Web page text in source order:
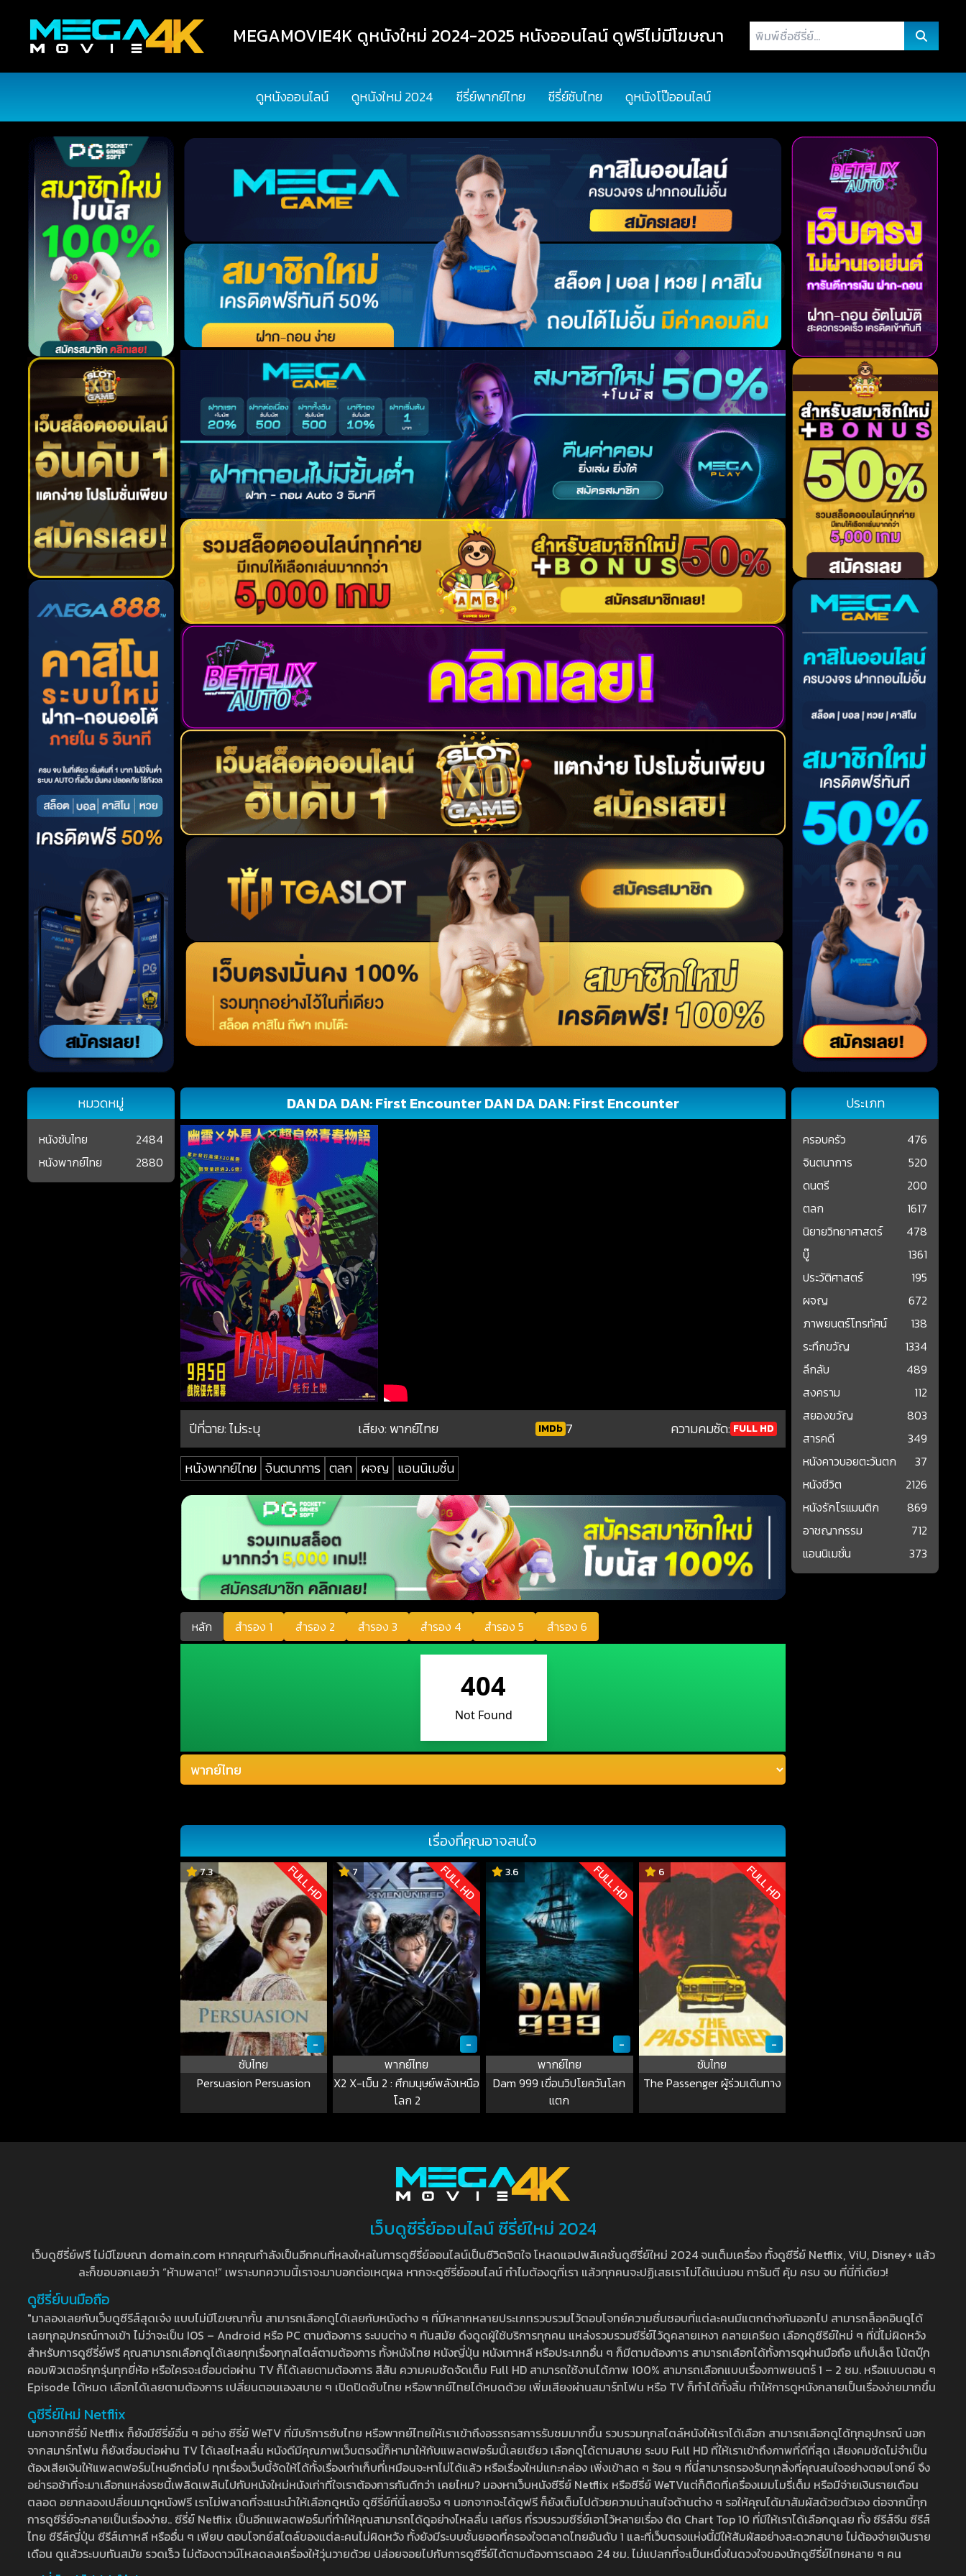
MEGAMOVIE4K ดูหนังใหม่ 2024-2025 หนังออนไลน์ ดูฟรีไม่มีโฆษณา
พิมพ์
ชื่อ
ดูหนังออนไลน์ ดูหนังใหม่ 2024 ซีรี่ย์พากย์ไทย ซีรี่ย์ซับไทย ดูหนังโป๊ออนไลน์
DAN DA DAN: First Encounter DAN DA DAN: First Encounter
ปีที่ฉาย:ไม่ระบุ เสียง: พากย์ไทย IMDb 7 ความคมชัด: FULL HD
หนังพากย์ไทย จินตนาการ ตลก ผจญ แอนนิเมชั่น
หลัก สำรอง 1 สำรอง 2 สำรอง 3 สำรอง 4 สำรอง 5 สำรอง 6
หมวดหมู่
หนังซับไทย
2484
หนังพากย์ไทย
2880
ประเภท
ครอบครัว
476
จินตนาการ
520
ดนตรี
200
ตลก
1617
นิยายวิทยาศาสตร์
478
บู๊
1361
ประวัติศาสตร์
195
ผจญ
672
ภาพยนตร์โทรทัศน์
138
ระทึกขวัญ
1334
ลึกลับ
489
สงคราม
112
สยองขวัญ
803
สารคดี
349
หนังคาวบอยตะวันตก
37
หนังชีวิต
2126
หนังรักโรแมนติก
869
อาชญากรรม
712
แอนนิเมชั่น
373
เรื่องที่คุณอาจสนใจ
7.3 FULL HD
-
ซับไทย
Persuasion Persuasion
7 FULL HD
-
พากย์ไทย
X2 X-เม็น 2 : ศึกมนุษย์พลังเหนือ
โลก 2
3.6 FULL HD
-
พากย์ไทย
Dam 999 เขื่อนวิปโยควันโลก
แตก
6 FULL HD
-
ซับไทย
The Passenger ผู้ร่วมเดินทาง
เว็บดูซีรี่ย์ออนไลน์ ซีรี่ย์ใหม่ 2024
เว็บดูซีรี่ย์ฟรี ไม่มีโฆษณา domain.com หากคุณกำลังเป็นอีกคนที่หลงใหลในการดูซีรี่ย์ออนไลน์เป็นชีวิตจิตใจ โหลดแอปพลิเคชั่นดูซีรี่ย์ใหม่ 2024 จนเต็มเครื่อง ทั้งดูซีรี่ย์ Netflix, ViU, Disney+ แล้ว
ละก็ขอบอกเลยว่า “ห้ามพลาด!” เพราะบทความนี้เราจะมาบอกต่อเหตุผล หากจะดูซีรี่ย์ออนไลน์ ทำไมต้องดูที่เรา แล้วทุกคนจะปฏิเสธเราไม่ได้แน่นอน การันตี คุ้ม ครบ จบ ที่นี่ที่เดียว!
ดูซีรี่ย์บนมือถือ
"มาลองเลยกับเว็บดูซีรีส์สุดเจ๋ง แบบไม่มีโฆษณากั้น สามารถเลือกดูได้เลยกับหนังต่าง ๆ ที่มีหลากหลายประเภทรวบรวมไว้ตอบโจทย์ความชื่นชอบที่แต่ละคนมีแตกต่างกันออกไป สามารถล็อคอินดูได้
เลยทุกอุปกรณ์ทางเข้า ไม่ว่าจะเป็น IOS – Android หรือ PC ตามต้องการ ระบบต่าง ๆ ทันสมัย ดึงดูดผู้ใช้บริการทุกคน แหล่งรวบรวมซีรี่ย์ไว้ดูคลายเหงา คลายเครียด เลือกดูซีรีย์ใหม่ ๆ ที่นี่ไม่ผิดหวัง
สำหรับการดูซีรี่ย์ฟรี คุณสามารถเลือกดูได้เลยทุกเรื่องทุกสไตล์ตามต้องการ ทั้งหนังไทย หนังญี่ปุ่น หนังเกาหลี หรือประเภทอื่น ๆ ก็มีตามต้องการ สามารถเลือกได้ทั้งการดูผ่านมือถือ แท็ปเล็ต โน้ตบุ๊ก
คอมพิวเตอร์ทุกรุ่นทุกยี่ห้อ หรือใครจะเชื่อมต่อผ่าน TV ก็ได้เลยตามต้องการ สีสัน ความคมชัดจัดเต็ม Full HD สามารถใช้งานได้ภาพ 100% สามารถเลือกแบบเรื่องภาพยนตร์ 1 – 2 ชม. หรือแบบตอน ๆ
Episode ได้หมด เลือกได้เลยตามต้องการ เปลี่ยนตอนเองสบาย ๆ เปิดปิดซับไทย หรือพากย์ไทยได้หมดด้วย เพิ่มเสียงผ่านสมาร์ทโฟน หรือ TV ก็ทำได้ทั้งสิ้น ทำให้การดูหนังกลายเป็นเรื่องง่ายมากขึ้น
ดูซีรี่ย์ใหม่ Netflix
นอกจากซีรี่ย์ Netflix ก็ยังมีซีรี่ย์อื่น ๆ อย่าง ซีรี่ย์ WeTV ที่มีบริการซับไทย หรือพากย์ไทยให้เราเข้าถึงอรรถรสการรับชมมากขึ้น รวบรวมทุกสไตล์หนังให้เราได้เลือก สามารถเลือกดูได้ทุกอุปกรณ์ นอก
จากสมาร์ทโฟน ก็ยังเชื่อมต่อผ่าน TV ได้เลยไหลลื่น หนังดีมีคุณภาพเว็บตรงนี้ก็หามาให้กับแพลตฟอร์มนี้เลยเชียว เลือกดูได้ตามสบาย ระบบ Full HD ที่ให้เราเข้าถึงภาพที่ดีที่สุด เสียงคมชัดไม่จำเป็น
ต้องเสียเงินให้แพลตฟอร์มไหนอีกต่อไป ทุกเรื่องเว็บนี้จัดให้ได้ทั้งเรื่องเก่าเก็บที่เหมือนจะหาไม่ได้แล้ว หรือเรื่องใหม่แกะกล่อง เพิ่งเข้าสด ๆ ร้อน ๆ ที่นี่สามารถรองรับทุกสิ่งที่คุณสนใจอย่างตอบโจทย์ จึง
อย่ารอช้าที่จะมาเลือกแหล่งรชนี้เพลิดเพลินไปกับหนังใหม่หนังเก่าที่ใจเราต้องการกันดีกว่า เคยไหม? มองหาเว็บหนังซีรี่ย์ Netflix หรือซีรี่ย์ WeTVแต่ก็ติดที่เครื่องเมมโมรี่เต็ม หรือมีจ่ายเงินรายเดือน
ตลอด อยากลองเปลี่ยนมาดูหนังฟรี เราไม่พลาดที่จะแนะนำให้เลือกดูหนัง ดูซีรี่ย์ที่นี่เลยจริง ๆ นอกจากจะได้ดูฟรี ก็ยังเต็มไปด้วยความน่าสนใจด้านต่าง ๆ รอให้คุณได้มาสัมผัสด้วยตัวเอง ต่อจากนี้ทุก
การดูซีรี่ย์จะกลายเป็นเรื่องง่าย.. ซีรี่ย์ Netflix เป็นอีกแพลตฟอร์มที่ทำให้คุณสามารถได้ดูอย่างไหลลื่น เสถียร ที่รวบรวมซีรี่ย์เอาไว้หลายเรื่อง ติด Chart Top 10 ที่มีให้เราได้เลือกดูเลย ทั้ง ซีรีส์จีน ซีรีส์
ไทย ซีรีส์ญี่ปุ่น ซีรีส์เกาหลี หรืออื่น ๆ เพียบ ตอบโจทย์สไตล์ของแต่ละคนไม่ผิดหวัง ทั้งยังมีระบบชั้นยอดที่ครองใจตลาดไทยอันดับ 1 และที่เว็บตรงแห่งนี้มีให้สัมผัสอย่างสะดวกสบาย ไม่ต้องจ่ายเงินราย
เดือน ดูแล้วระบบทันสมัย รวดเร็ว ไม่ต้องดาวน์โหลดลงเครื่องให้วุ่นวายด้วย ปล่อยจอยไปกับการดูซีรี่ย์ได้ตามต้องการตลอด 24 ชม. ไม่แปลกที่จะเป็นหนึ่งในดวงใจของนักดูซีรี่ย์ไทยหลาย ๆ คน